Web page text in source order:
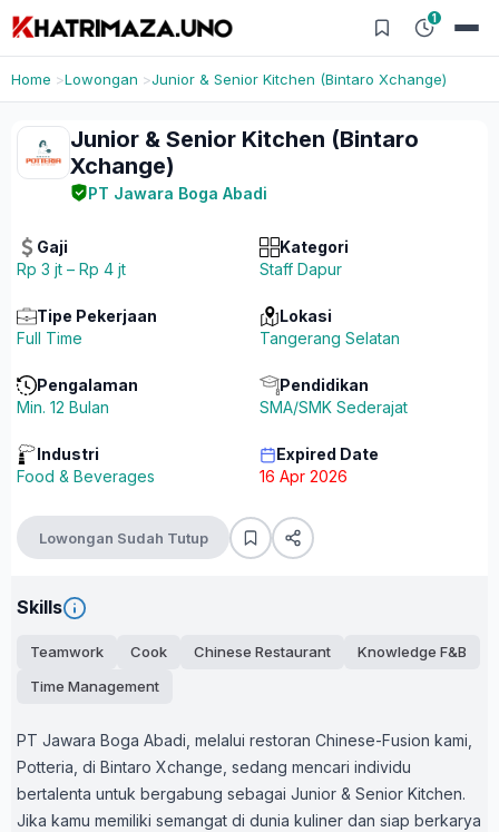
1
Home Lowongan Junior & Senior Kitchen (Bintaro Xchange)
Junior & Senior Kitchen (Bintaro
Xchange)
PT Jawara Boga Abadi
Gaji
Rp 3 jt – Rp 4 jt
Kategori
Staff Dapur
Tipe Pekerjaan
Full Time
Lokasi
Tangerang Selatan
Pengalaman
Min. 12 Bulan
Pendidikan
SMA/SMK Sederajat
Industri
Food & Beverages
Expired Date
16 Apr 2026
Lowongan Sudah Tutup
Skills
Teamwork Cook Chinese Restaurant
Knowledge F&B
Time Management
PT Jawara Boga Abadi, melalui restoran Chinese-Fusion kami,
Potteria, di Bintaro Xchange, sedang mencari individu
bertalenta untuk bergabung sebagai Junior & Senior Kitchen.
Jika kamu memiliki semangat di dunia kuliner dan siap berkarya